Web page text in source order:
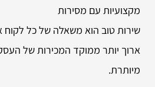
מקצועיות עם מסירות
שירות טוב הוא משאלה של כל
ארוך יותר ממוקד המכירות של
מיותרת.